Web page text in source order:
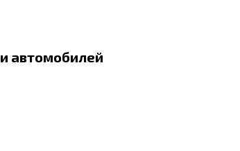
автомобилей